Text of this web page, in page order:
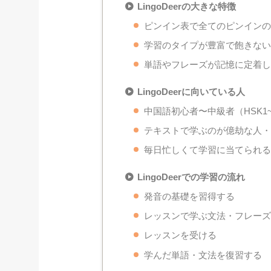
LingoDeerの大きな特徴
ピンイン表で全てのピンイン
学習のタイプが豊富で飽きない
単語やフレーズが記憶に定着
LingoDeerに向いている人
中国語初心者〜中級者（
テキストで学ぶのが億劫な人
毎日忙しくて学習に当てられ
LingoDeerでの学習の流れ
発音の基礎を習得する
レッスンで学ぶ文法・フレー
レッスンを受ける
学んだ単語・文法を復習する